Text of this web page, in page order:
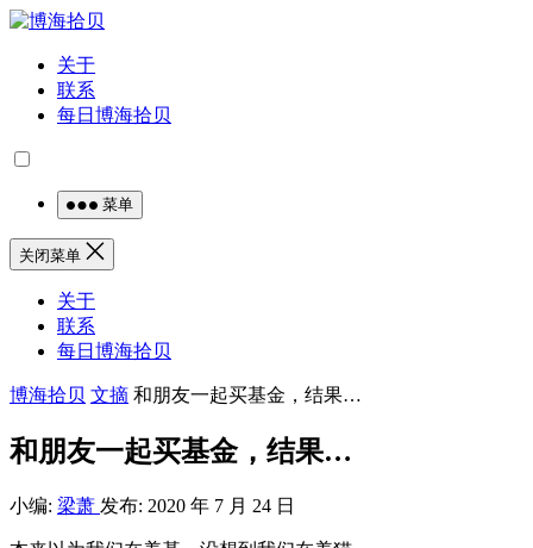
关于
联系
每日博海拾贝
菜单
关闭菜单
关于
联系
每日博海拾贝
博海拾贝 文摘 和朋友一起买基金，结果…
和朋友一起买基金，结果…
小编: 梁萧 发布: 2020 年 7 月 24 日